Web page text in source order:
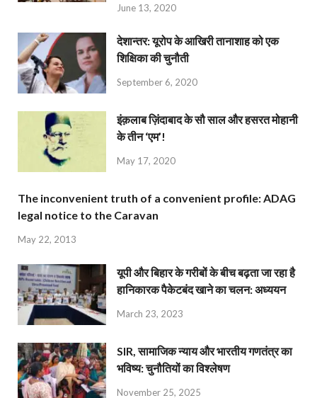
June 13, 2020
देशान्‍तर: यूरोप के आखिरी तानाशाह को एक
शिक्षिका की चुनौती
September 6, 2020
इंक़लाब ज़िंदाबाद के सौ साल और हसरत मोहानी
के तीन ‘एम’!
May 17, 2020
The inconvenient truth of a convenient profile: ADAG
legal notice to the Caravan
May 22, 2013
यूपी और बिहार के गरीबों के बीच बढ़ता जा रहा है
हानिकारक पैकेटबंद खाने का चलन: अध्ययन
March 23, 2023
SIR, सामाजिक न्याय और भारतीय गणतंत्र का
भविष्य: चुनौतियों का विश्लेषण
November 25, 2025